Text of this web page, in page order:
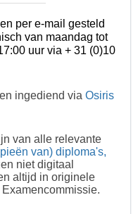
per e-mail gesteld
van maandag tot
uur via + 31 (0)10
ingediend via Osiris
van alle relevante
van) diploma's,
niet digitaal
altijd in originele